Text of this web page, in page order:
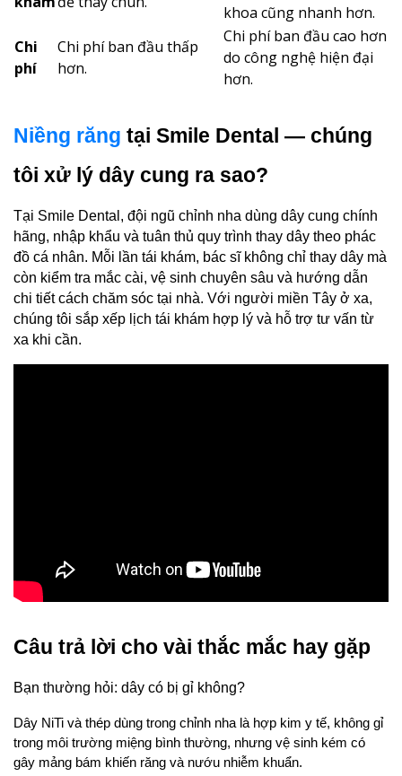
khoa cũng nhanh hơn.
Chi
phí
Chi phí ban đầu thấp
hơn.
Chi phí ban đầu cao hơn
do công nghệ hiện đại
hơn.
Niềng răng tại Smile Dental — chúng
tôi xử lý dây cung ra sao?
Tại Smile Dental, đội ngũ chỉnh nha dùng dây cung chính
hãng, nhập khẩu và tuân thủ quy trình thay dây theo phác
đồ cá nhân. Mỗi lần tái khám, bác sĩ không chỉ thay dây mà
còn kiểm tra mắc cài, vệ sinh chuyên sâu và hướng dẫn
chi tiết cách chăm sóc tại nhà. Với người miền Tây ở xa,
chúng tôi sắp xếp lịch tái khám hợp lý và hỗ trợ tư vấn từ
xa khi cần.
Câu trả lời cho vài thắc mắc hay gặp
Bạn thường hỏi: dây có bị gỉ không?
Dây NiTi và thép dùng trong chỉnh nha là hợp kim y tế, không gỉ
trong môi trường miệng bình thường, nhưng vệ sinh kém có
gây mảng bám khiến răng và nướu nhiễm khuẩn.